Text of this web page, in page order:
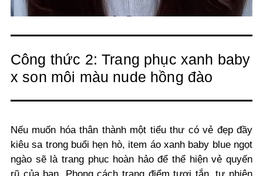
Công thức 2: Trang phục xanh baby
x son môi màu nude hồng đào
Nếu muốn hóa thân thành một tiểu thư có vẻ đẹp đầy
kiêu sa trong buổi hẹn hò, item áoxanh baby blue ngọt
ngào sẽ là trang phục hoàn hảo để thể hiện vẻ quyến